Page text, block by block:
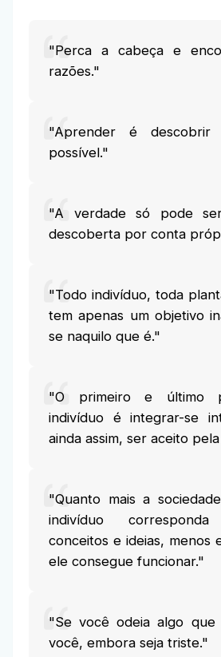
"Perca a cabeça e
razões."
"Aprender é
possível."
"A verdade só pode
descoberta por conta
"Todo indivíduo, toda
tem apenas um objetivo
se naquilo que é."
"O primeiro e último
indivíduo é integrar-se
ainda assim, ser aceito
"Quanto mais a
indivíduo
conceitos e ideias, menos
ele consegue funcionar."
"Se você odeia algo que
você, embora seja triste."